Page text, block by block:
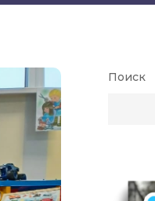
Поиск